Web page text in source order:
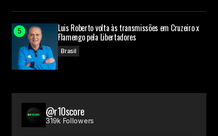
Luis Roberto volta às transmissões em Cruzeiro x
Flamengo pela Libertadores
Brasil
@r10score
319k Followers